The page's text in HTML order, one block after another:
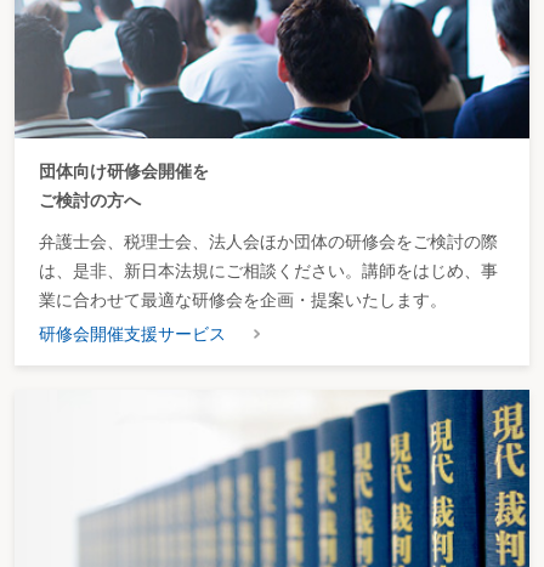
団体向け研修会開催を
ご検討の方へ
弁護士会、税理士会、法人会ほか団体の研修会をご検討の際
は、是非、新日本法規にご相談ください。講師をはじめ、事
業に合わせて最適な研修会を企画・提案いたします。
研修会開催支援サービス